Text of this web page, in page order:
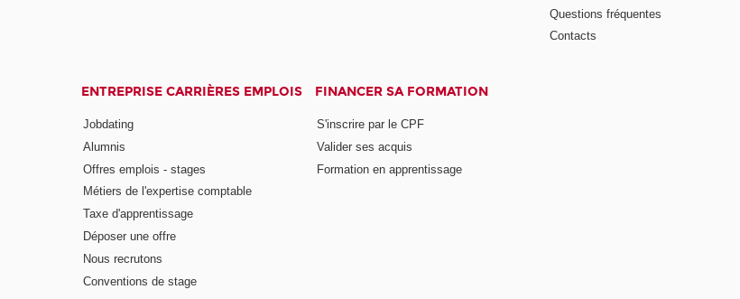
Questions fréquentes
Contacts
ENTREPRISE CARRIÈRES EMPLOIS
Jobdating
Alumnis
Offres emplois - stages
Métiers de l'expertise comptable
Taxe d'apprentissage
Déposer une offre
Nous recrutons
Conventions de stage
FINANCER SA FORMATION
S'inscrire par le CPF
Valider ses acquis
Formation en apprentissage